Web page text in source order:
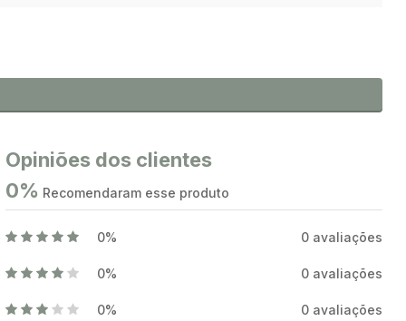
Opiniões dos clientes
0% Recomendaram esse produto
0% 0 avaliações
0% 0 avaliações
0% 0 avaliações